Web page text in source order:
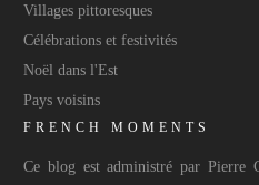
Villages pittoresques
Célébrations et festivités
Noël dans l'Est
Pays voisins
FRENCH MOMENTS
Ce blog est administré par Pierre